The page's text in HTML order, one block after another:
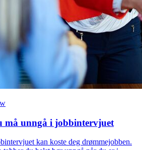
må unngå i jobbintervjuet
kan koste deg drømmejobben.